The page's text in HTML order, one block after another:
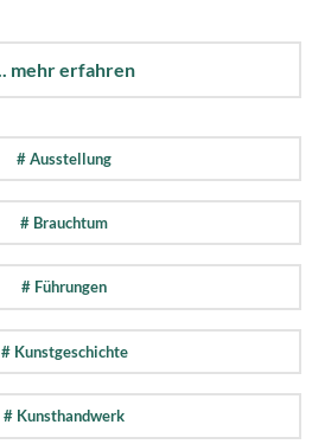
... mehr erfahren
# Ausstellung
# Brauchtum
# Führungen
# Kunstgeschichte
# Kunsthandwerk